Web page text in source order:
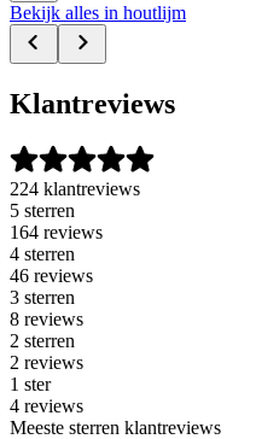
Bekijk alles in houtlijm
Klantreviews
224 klantreviews
5 sterren
164 reviews
4 sterren
46 reviews
3 sterren
8 reviews
2 sterren
2 reviews
1 ster
4 reviews
Meeste sterren klantreviews